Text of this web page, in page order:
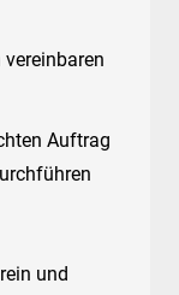
Auftrag
und